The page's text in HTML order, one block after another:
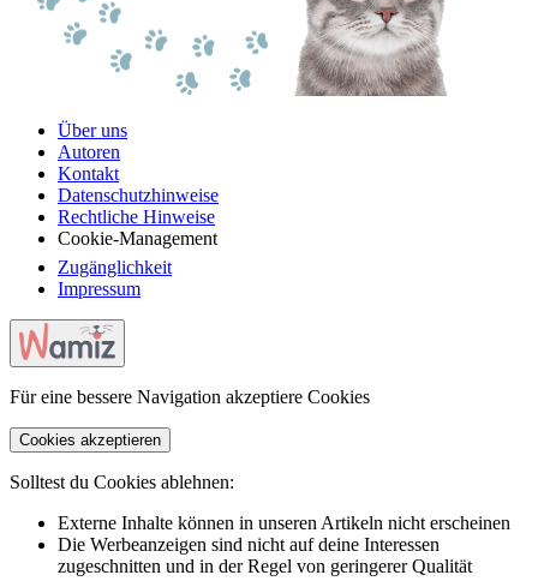
Über uns
Autoren
Kontakt
Datenschutzhinweise
Rechtliche Hinweise
Cookie-Management
Zugänglichkeit
Impressum
Für eine bessere Navigation akzeptiere Cookies
Cookies akzeptieren
Solltest du Cookies ablehnen:
Externe Inhalte können in unseren Artikeln nicht erscheinen
Die Werbeanzeigen sind nicht auf deine Interessen
zugeschnitten und in der Regel von geringerer Qualität